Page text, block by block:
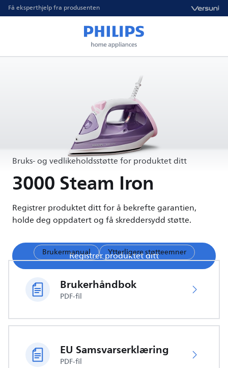
Få eksperthjelp fra produsenten
Bruks- og vedlikeholdsstøtte for produktet ditt
3000 Steam Iron
Registrer produktet ditt for å bekrefte garantien,
holde deg oppdatert og få skreddersydd støtte.
Registrer produktet ditt
Brukermanual Ytterligere støtteemner
Brukerhåndbok
PDF-fil
EU Samsvarserklæring
PDF-fil